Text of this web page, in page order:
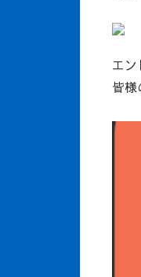
エン
皆様